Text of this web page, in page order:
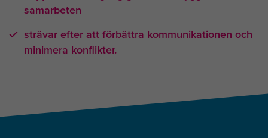
samarbeten
strävar efter att förbättra kommunikationen och
minimera konflikter.